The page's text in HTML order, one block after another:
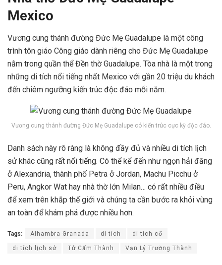
Mexico
Vương cung thánh đường Đức Mẹ Guadalupe là một công
trình tôn giáo Công giáo dành riêng cho Đức Mẹ Guadalupe
nằm trong quần thể Đền thờ Guadalupe. Tòa nhà là một trong
những di tích nổi tiếng nhất Mexico với gần 20 triệu du khách
đến chiêm ngưỡng kiến ​​trúc độc đáo mỗi năm.
Vương cung thánh đường Đức Mẹ Guadalupe có kiến trúc cực kỳ độc đáo.
Danh sách này rõ ràng là không đầy đủ và nhiều di tích lịch
sử khác cũng rất nổi tiếng. Có thể kể đến như ngọn hải đăng
ở Alexandria, thành phố Petra ở Jordan, Machu Picchu ở
Peru, Angkor Wat hay nhà thờ lớn Milan… có rất nhiều điều
để xem trên khắp thế giới và chúng ta cần bước ra khỏi vùng
an toàn để khám phá được nhiều hơn.
Tags: Alhambra Granada di tích di tích cổ
di tích lịch sử Tử Cấm Thành Vạn Lý Trường Thành